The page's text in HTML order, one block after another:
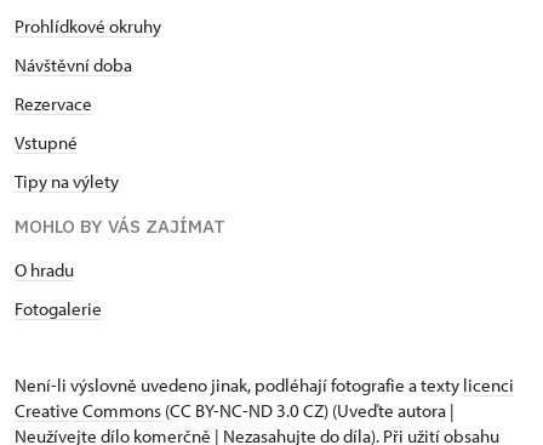
Prohlídkové okruhy
Návštěvní doba
Rezervace
Vstupné
Tipy na výlety
MOHLO BY VÁS ZAJÍMAT
O hradu
Fotogalerie
Není-li výslovně uvedeno jinak, podléhají fotografie a texty licenci
Creative Commons (CC BY-NC-ND 3.0 CZ) (Uveďte autora |
Neužívejte dílo komerčně | Nezasahujte do díla). Při užití obsahu